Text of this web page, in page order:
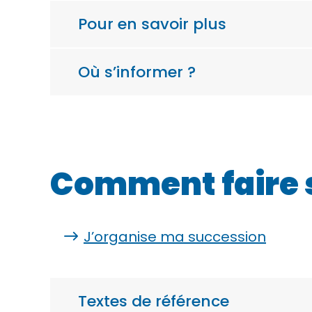
Pour en savoir plus
Où s’informer ?
Comment faire
J’organise ma succession
Textes de référence